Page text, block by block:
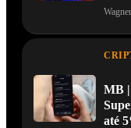
MB
até